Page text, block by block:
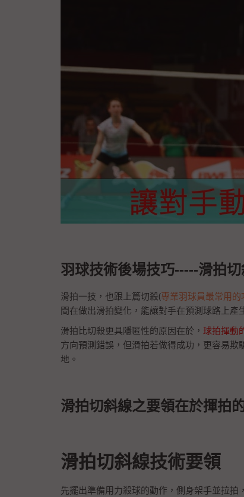
羽球技術後場技巧-----滑拍
滑拍一技，也跟上篇切殺(專業羽球員最常用
間在做出滑拍變化，能讓對手在預測球路上產
滑拍比切殺更具隱匿性的原因在於， 球拍揮動
方向預測錯誤，但滑拍若做得成功，更容易
地。
滑拍切斜線之要領在於揮拍
滑拍切斜線技術要領
先擺出準備用力殺球的動作，側身架手並拉